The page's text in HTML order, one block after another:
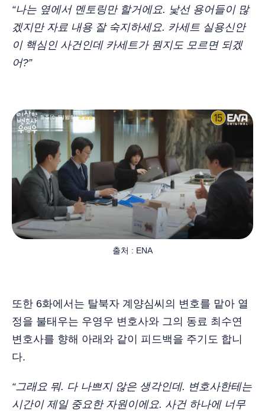
“나는 옆에서 멘토링만 할거에요. 낯선 용어들이 많
겠지만 자료 내용 잘 숙지하세요. 카세트 실용신안
이 핵심인 사건인데 카세트가 뭔지도 모르면 되겠
어?”
출처 : ENA
또한 6화에서는 탈북자 계양심씨의 변호를 맡아 열
정을 불태우는 우영우 변호사와 그의 동료 최수연
변호사를 향해 아래와 같이 피드백을 주기도 합니
다.
“그래요 뭐. 다 나쁘지 않은 생각인데. 변호사한테는
시간이 제일 중요한 자원이에요. 사건 하나에 너무